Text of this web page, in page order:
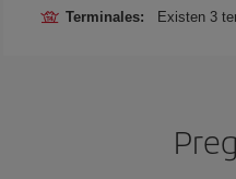
Terminales: Existen 3